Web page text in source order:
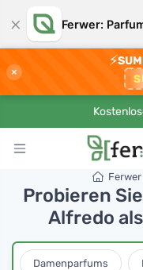
× Ferwer:
×
⚡
Ferwer
Probieren
Alfredo
Damenparfums